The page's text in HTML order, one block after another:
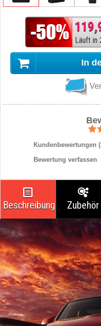
Läuft in
In
Kundenbewertungen (
Bewertung verfassen
Beschreibung Zubehör